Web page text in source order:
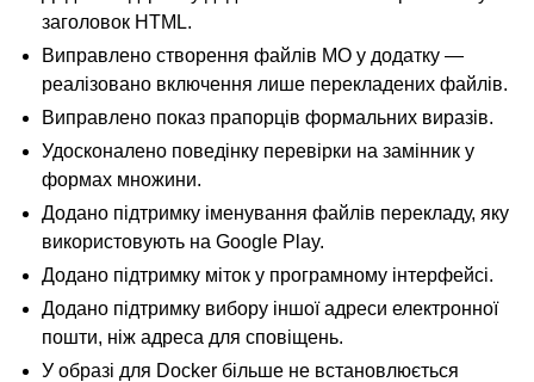
заголовок HTML.
Виправлено створення файлів MO у додатку —
реалізовано включення лише перекладених файлів.
Виправлено показ прапорців формальних виразів.
Удосконалено поведінку перевірки на замінник у
формах множини.
Додано підтримку іменування файлів перекладу, яку
використовують на Google Play.
Додано підтримку міток у програмному інтерфейсі.
Додано підтримку вибору іншої адреси електронної
пошти, ніж адреса для сповіщень.
У образі для Docker більше не встановлюється